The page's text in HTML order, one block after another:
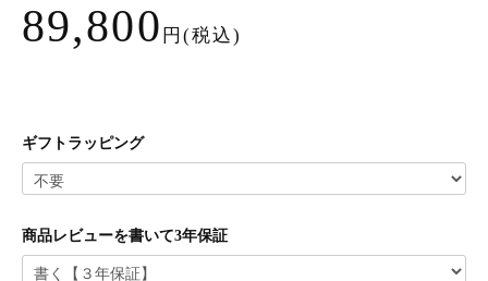
89,800 円(税込)
ギフトラッピング
商品レビューを書いて3年保証